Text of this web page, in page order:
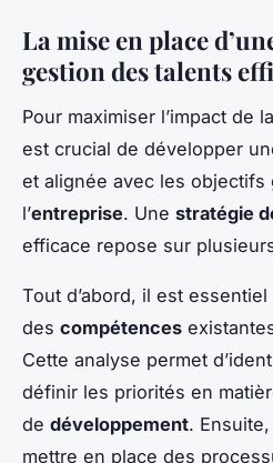
La mise en place
gestion des talents
Pour maximiser l’impact de la
est crucial de développer
et alignée avec les objectifs
l’entreprise. Une stratégie
efficace repose sur
Tout d’abord, il est
des compétences
Cette analyse permet
définir les priorités en
de développement.
mettre en place des